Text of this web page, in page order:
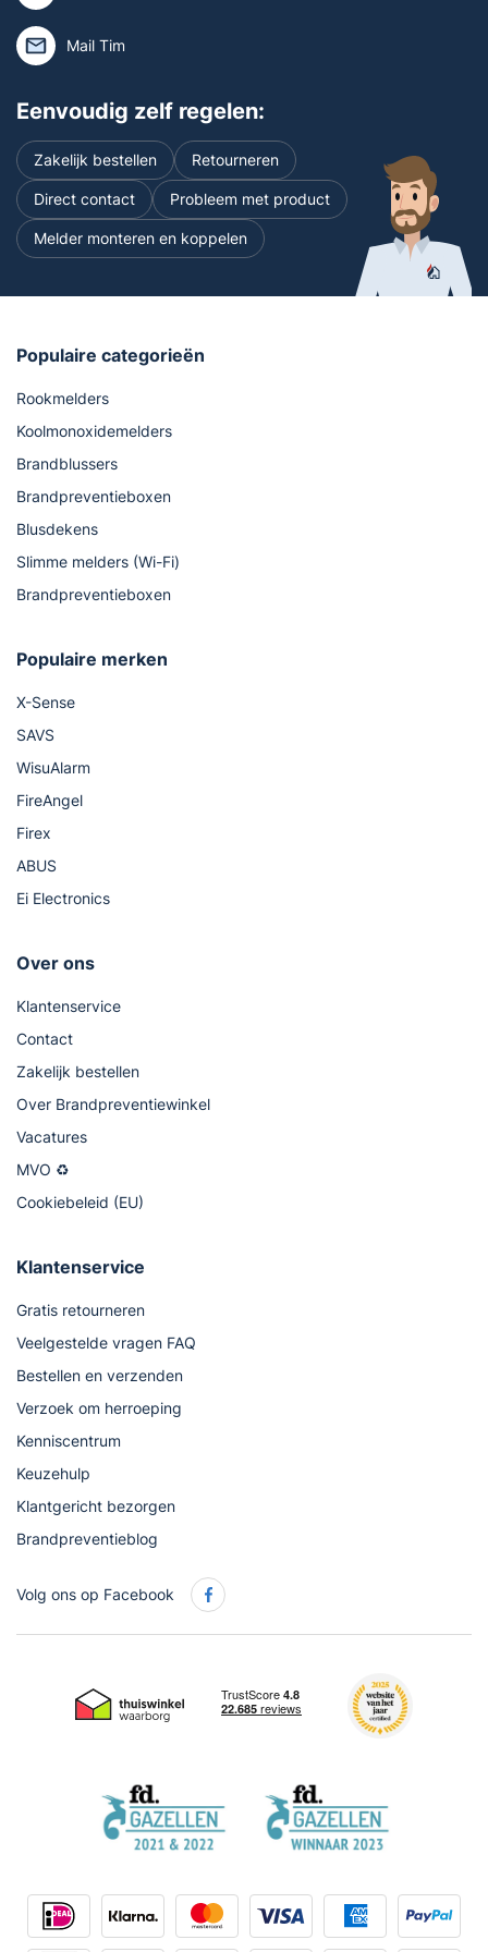
Mail Tim
Eenvoudig zelf regelen:
Zakelijk bestellen Retourneren
Direct contact Probleem met product
Melder monteren en koppelen
Populaire categorieën
Rookmelders
Koolmonoxidemelders
Brandblussers
Brandpreventieboxen
Blusdekens
Slimme melders (Wi-Fi)
Brandpreventieboxen
Populaire merken
X-Sense
SAVS
WisuAlarm
FireAngel
Firex
ABUS
Ei Electronics
Over ons
Klantenservice
Contact
Zakelijk bestellen
Over Brandpreventiewinkel
Vacatures
MVO ♻
Cookiebeleid (EU)
Klantenservice
Gratis retourneren
Veelgestelde vragen FAQ
Bestellen en verzenden
Verzoek om herroeping
Kenniscentrum
Keuzehulp
Klantgericht bezorgen
Brandpreventieblog
Volg ons op Facebook